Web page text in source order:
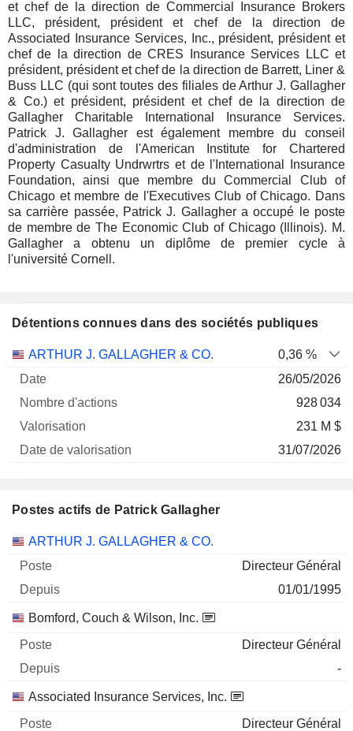
et chef de la direction de Commercial Insurance Brokers
LLC, président, président et chef de la direction de
Associated Insurance Services, Inc., président, président et
chef de la direction de CRES Insurance Services LLC et
président, président et chef de la direction de Barrett, Liner &
Buss LLC (qui sont toutes des filiales de Arthur J. Gallagher
& Co.) et président, président et chef de la direction de
Gallagher Charitable International Insurance Services.
Patrick J. Gallagher est également membre du conseil
d'administration de l'American Institute for Chartered
Property Casualty Undrwrtrs et de l'International Insurance
Foundation, ainsi que membre du Commercial Club of
Chicago et membre de l'Executives Club of Chicago. Dans
sa carrière passée, Patrick J. Gallagher a occupé le poste
de membre de The Economic Club of Chicago (Illinois). M.
Gallagher a obtenu un diplôme de premier cycle à
l'université Cornell.
Détentions connues dans des sociétés publiques
Nombre
Date de
ARTHUR J. GALLAGHER & CO.
0,36 %
26/05/2026
928 034
231 M $
31/07/2026
Postes actifs de Patrick Gallagher
Sociétés Poste Début
ARTHUR J. GALLAGHER & CO.
Directeur Général
01/01/1995
Bomford, Couch & Wilson, Inc.
Directeur Général
-
Associated Insurance Services, Inc.
Directeur Général